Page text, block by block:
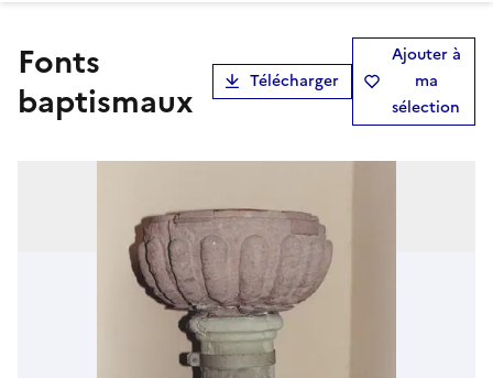
fonts
baptismaux
Télécharger
Ajouter à
ma
sélection